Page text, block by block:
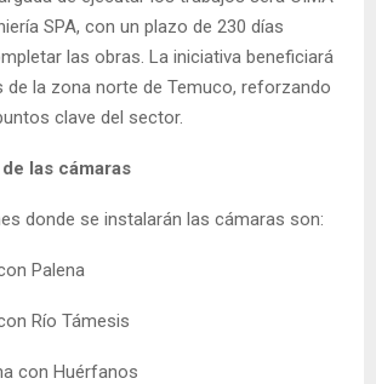
SPA, con un plazo de 230 días
las obras. La iniciativa beneficiará
de la zona norte de Temuco, reforzando
clave del sector.
las cámaras
donde se instalarán las cámaras son:
Palena
Río Támesis
con Huérfanos